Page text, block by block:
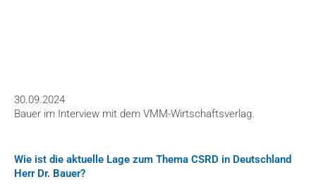
30.09.2024
Bauer im Interview mit dem VMM-Wirtschaftsverlag.
Wie ist die aktuelle Lage zum Thema CSRD in Deutschland
Herr Dr. Bauer?